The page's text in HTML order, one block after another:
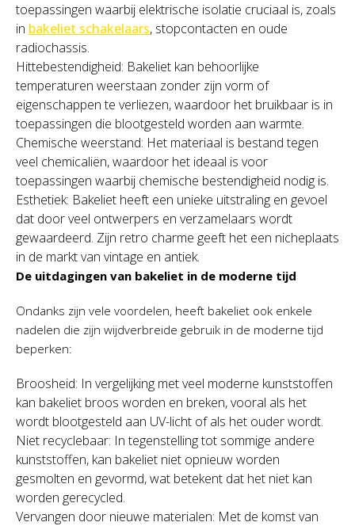
toepassingen waarbij elektrische isolatie cruciaal is, zoals
in bakeliet schakelaars, stopcontacten en oude
radiochassis.
Hittebestendigheid: Bakeliet kan behoorlijke
temperaturen weerstaan zonder zijn vorm of
eigenschappen te verliezen, waardoor het bruikbaar is in
toepassingen die blootgesteld worden aan warmte.
Chemische weerstand: Het materiaal is bestand tegen
veel chemicaliën, waardoor het ideaal is voor
toepassingen waarbij chemische bestendigheid nodig is.
Esthetiek: Bakeliet heeft een unieke uitstraling en gevoel
dat door veel ontwerpers en verzamelaars wordt
gewaardeerd. Zijn retro charme geeft het een nicheplaats
in de markt van vintage en antiek.
De uitdagingen van bakeliet in de moderne tijd
Ondanks zijn vele voordelen, heeft bakeliet ook enkele
nadelen die zijn wijdverbreide gebruik in de moderne tijd
beperken:
Broosheid: In vergelijking met veel moderne kunststoffen
kan bakeliet broos worden en breken, vooral als het
wordt blootgesteld aan UV-licht of als het ouder wordt.
Niet recyclebaar: In tegenstelling tot sommige andere
kunststoffen, kan bakeliet niet opnieuw worden
gesmolten en gevormd, wat betekent dat het niet kan
worden gerecycled.
Vervangen door nieuwe materialen: Met de komst van